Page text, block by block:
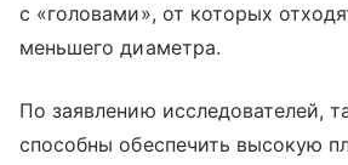
с «головами», от которых
меньшего диаметра.
По заявлению исследователей,
способны обеспечить высокую